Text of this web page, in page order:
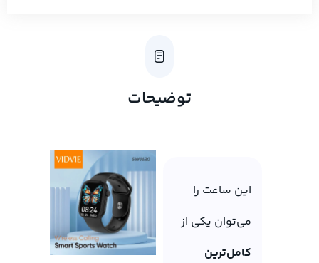
توضیحات
این ساعت را
می‌توان یکی از
کامل‌ترین